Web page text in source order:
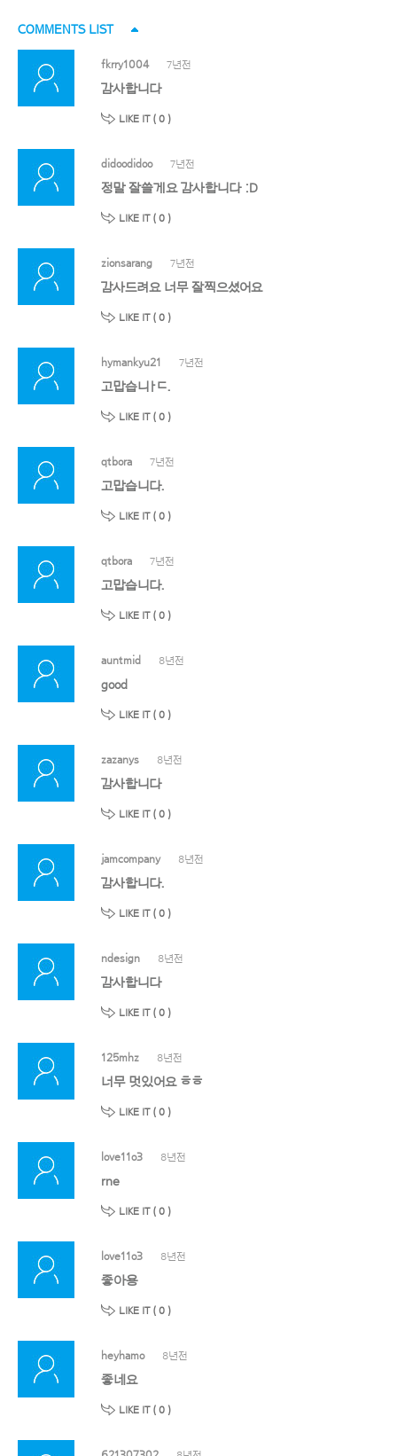
COMMENTS LIST
fkrry1004 7년전
감사합니다
LIKE IT ( 0 )
didoodidoo 7년전
정말 잘쓸게요 감사합니다 :D
LIKE IT ( 0 )
zionsarang 7년전
감사드려요 너무 잘찍으셨어요
LIKE IT ( 0 )
hymankyu21 7년전
고맙습니ㅏㄷ.
LIKE IT ( 0 )
qtbora 7년전
고맙습니다.
LIKE IT ( 0 )
qtbora 7년전
고맙습니다.
LIKE IT ( 0 )
auntmid 8년전
good
LIKE IT ( 0 )
zazanys 8년전
감사합니다
LIKE IT ( 0 )
jamcompany 8년전
감사합니다.
LIKE IT ( 0 )
ndesign 8년전
감사합니다
LIKE IT ( 0 )
125mhz 8년전
너무 멋있어요 ㅎㅎ
LIKE IT ( 0 )
love11o3 8년전
rne
LIKE IT ( 0 )
love11o3 8년전
좋아용
LIKE IT ( 0 )
heyhamo 8년전
좋네요
LIKE IT ( 0 )